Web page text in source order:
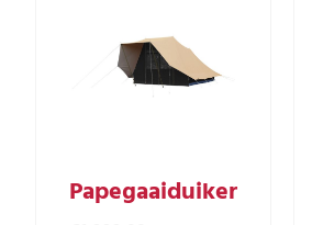
Papegaaiduiker